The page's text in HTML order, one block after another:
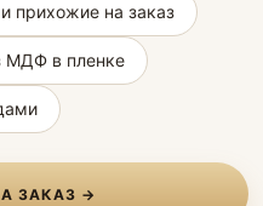
прихожие на заказ
МДФ в пленке
ЗАКАЗ →